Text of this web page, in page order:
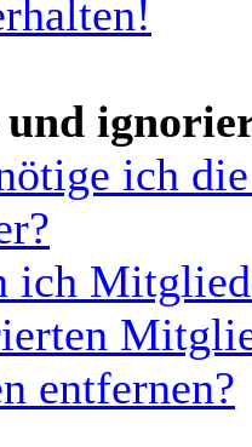
und
ich
ich
entfernen?